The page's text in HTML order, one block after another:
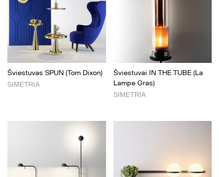
Šviestuvas SPUN (Tom Dixon)
SIMETRIA
Šviestuvai IN THE TUBE (La
Lampe Gras)
SIMETRIA